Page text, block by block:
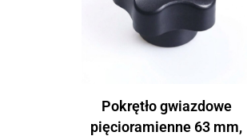
Pokrętło gwiazdowe
pięcioramienne 63 mm,